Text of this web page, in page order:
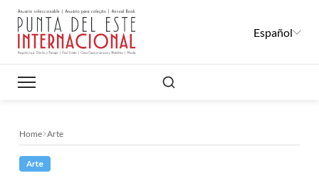
Español
Buscar
Home Arte
Arte